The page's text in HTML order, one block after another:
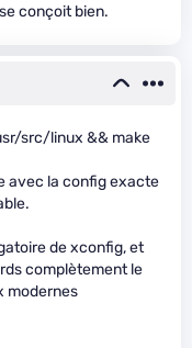
conçoit bien.
src/linux && make
avec la config exacte
de xconfig, et
complètement le
modernes